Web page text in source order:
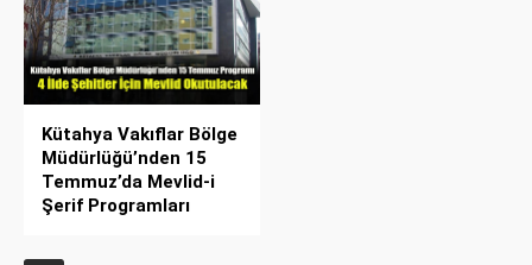
Kütahya Vakıflar Bölge
Müdürlüğü’nden 15
Temmuz’da Mevlid-i
Şerif Programları